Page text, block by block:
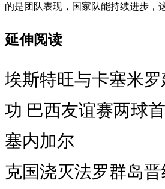
的是团队表现，国家队能持续进步，
延伸阅读
埃斯特旺与卡塞米罗
功 巴西友谊赛两球
塞内加尔
克国浇灭法罗群岛晋